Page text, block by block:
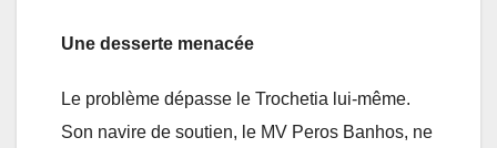
Une desserte menacée
Le problème dépasse le Trochetia lui-même.
Son navire de soutien, le MV Peros Banhos, ne